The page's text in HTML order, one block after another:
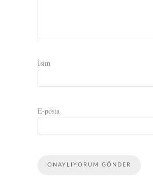
İsim
E-posta